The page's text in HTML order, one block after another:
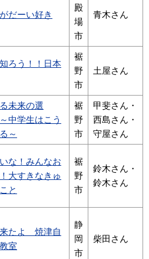
だーい好き
殿
場
市
青木さん
ろう！！日本
裾
野
市
土屋さん
未来の選
中学生はこう
～
裾
野
市
甲斐さん・
西島さん・
守屋さん
な！みんなお
大すきなきゅ
と
裾
野
市
鈴木さん・
鈴木さん
たよ 焼津自
室
静
岡
市
柴田さん